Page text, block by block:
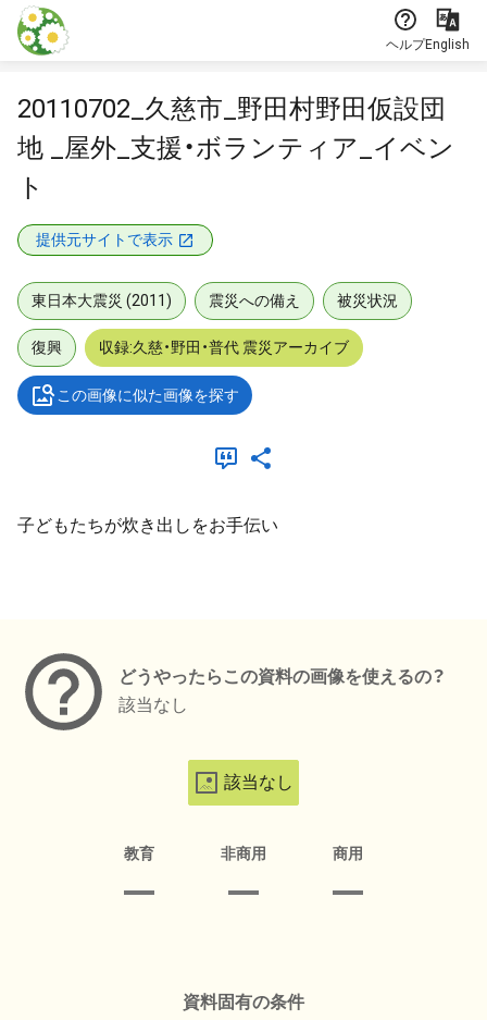
本文に飛ぶ
ヘルプEnglish
20110702_久慈市_野田村野田仮設団
地 _屋外_支援・ボランティア_イベン
ト
提供元サイトで表示
東日本大震災 (2011) 震災への備え 被災状況
復興 収録:久慈・野田・普代 震災アーカイブ
この画像に似た画像を探す
子どもたちが炊き出しをお手伝い
どうやったらこの資料の画像を使えるの？
該当なし
該当なし
教育 非商用 商用
資料固有の条件